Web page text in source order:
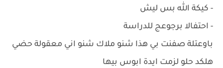
- كيكة الله بس ليش
- احتفالا برجوعج للدراسة
باوعتلة صفنت بي هذا شنو ملاك شنو اني معقولة حضي
هلكد حلو لزمت ايدة ابوس بيها